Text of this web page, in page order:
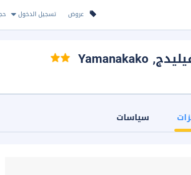
عروض تسجيل الدخول
, Yamanakako
سياسات